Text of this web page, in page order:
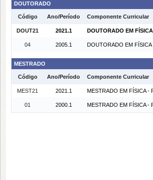
DOUTORADO
Código Ano/Período Componente Curricular
DOUT21 2021.1 DOUTORADO EM
04 2005.1 DOUTORADO EM
MESTRADO
Código Ano/Período Componente Curricular
MEST21 2021.1 MESTRADO EM FÍSICA -
01 2000.1 MESTRADO EM FÍSICA -